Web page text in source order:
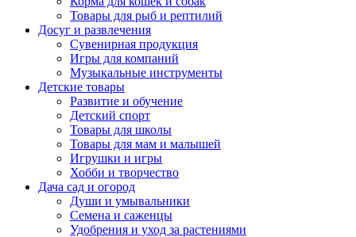
Товары для рыб и рептилий
Досуг и развлечения
Сувенирная продукция
Игры для компаний
Музыкальные инструменты
Детские товары
Развитие и обучение
Детский спорт
Товары для школы
Товары для мам и малышей
Игрушки и игры
Хобби и творчество
Дача сад и огород
Души и умывальники
Семена и саженцы
Удобрения и уход за растениями